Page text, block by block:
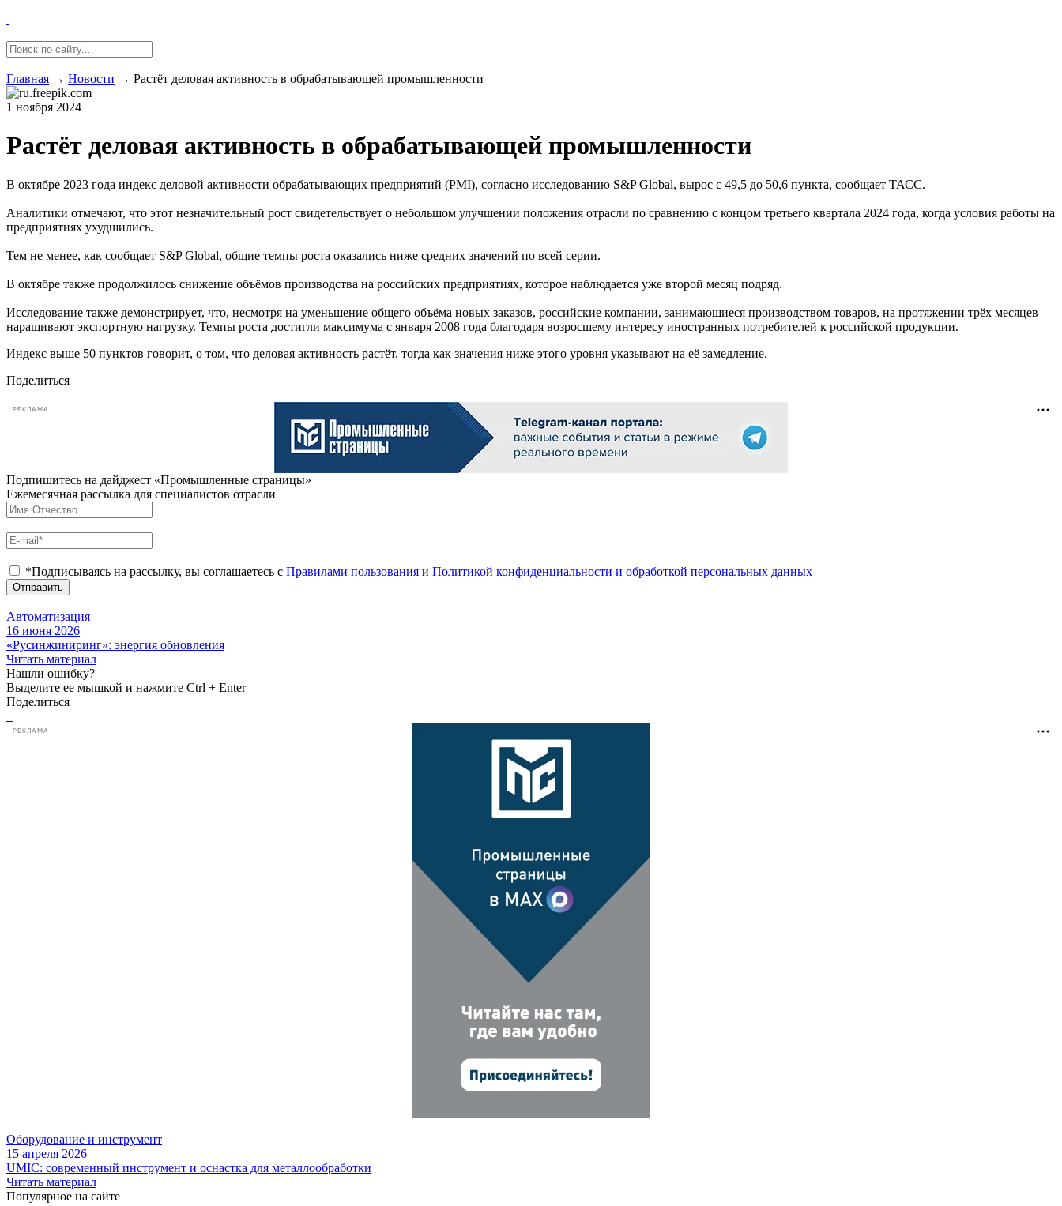
Главная → Новости → Растёт деловая активность в обрабатывающей промышленности
1 ноября 2024
Растёт деловая активность в обрабатывающей промышленности
В октябре 2023 года индекс деловой активности обрабатывающих предприятий (PMI), согласно исследованию S&P Global, вырос с 49,5 до 50,6 пункта, сообщает ТАСС.
Аналитики отмечают, что этот незначительный рост свидетельствует о небольшом улучшении положения отрасли по сравнению с концом третьего квартала 2024 года, когда условия работы на
предприятиях ухудшились.
Тем не менее, как сообщает S&P Global, общие темпы роста оказались ниже средних значений по всей серии.
В октябре также продолжилось снижение объёмов производства на российских предприятиях, которое наблюдается уже второй месяц подряд.
Исследование также демонстрирует, что, несмотря на уменьшение общего объёма новых заказов, российские компании, занимающиеся производством товаров, на протяжении трёх месяцев
наращивают экспортную нагрузку. Темпы роста достигли максимума с января 2008 года благодаря возросшему интересу иностранных потребителей к российской продукции.
Индекс выше 50 пунктов говорит, о том, что деловая активность растёт, тогда как значения ниже этого уровня указывают на её замедление.
Поделиться
РЕКЛАМА
Подпишитесь на дайджест «Промышленные страницы»
Ежемесячная рассылка для специалистов отрасли
*Подписываясь на рассылку, вы соглашаетесь с Правилами пользования и Политикой конфиденциальности и обработкой персональных данных
Отправить
Автоматизация
16 июня 2026
«Русинжиниринг»: энергия обновления
Читать материал
Нашли ошибку?
Выделите ее мышкой и нажмите Ctrl + Enter
Поделиться
РЕКЛАМА
Оборудование и инструмент
15 апреля 2026
UMIC: современный инструмент и оснастка для металлообработки
Читать материал
Популярное на сайте